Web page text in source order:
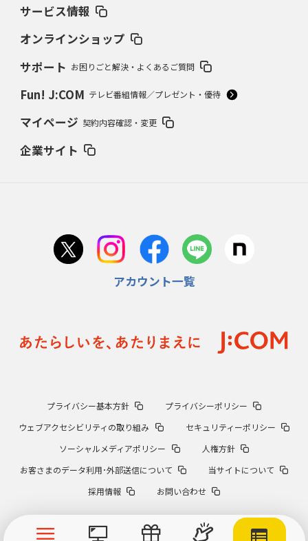
サービス情報
オンラインショップ
サポート お困りごと解決・よくあるご質問
Fun! J:COM テレビ番組情報／プレゼント・優待
マイページ 契約内容確認・変更
企業サイト
アカウント一覧
プライバシー基本方針
プライバシーポリシー
ウェブアクセシビリティの取り組み
セキュリティーポリシー
ソーシャルメディアポリシー
人権方針
お客さまのデータ利用･外部送信について
当サイトについて
採用情報
お問い合わせ